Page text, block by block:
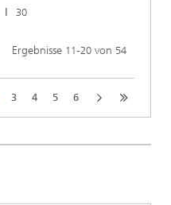
ǀ 30
Ergebnisse 11-20 von 54
3 4 5 6